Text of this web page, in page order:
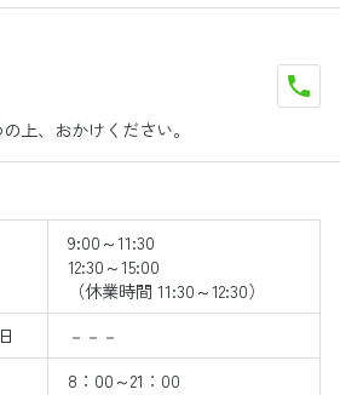
上、おかけください。
9:00～11:30
12:30～15:00
（休業時間 11:30～12:30）
－－－
8：00～21：00